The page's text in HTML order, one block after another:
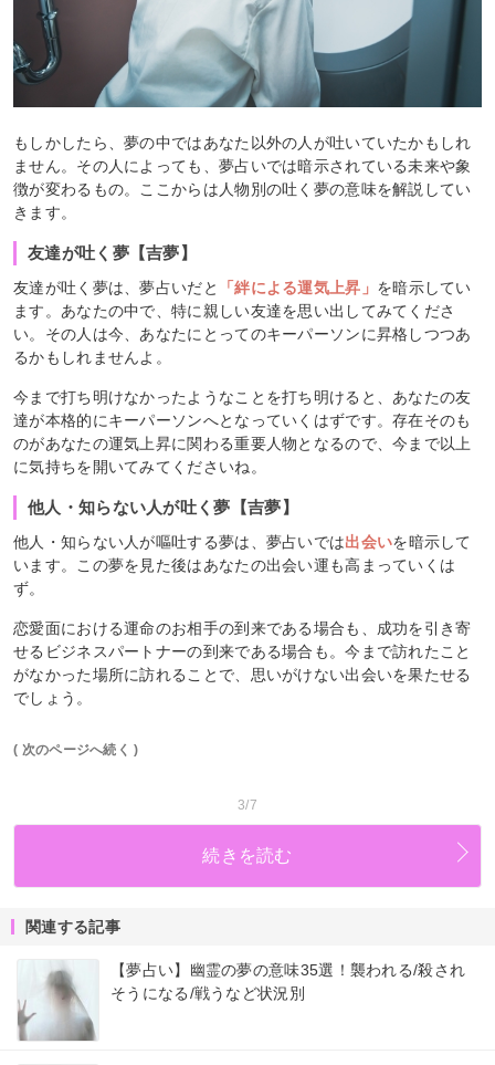
もしかしたら、夢の中ではあなた以外の人が吐いていたかもしれ
ません。その人によっても、夢占いでは暗示されている未来や象
徴が変わるもの。ここからは人物別の吐く夢の意味を解説してい
きます。
友達が吐く夢【吉夢】
友達が吐く夢は、夢占いだと 「絆による運気上昇」 を暗示してい
ます。あなたの中で、特に親しい友達を思い出してみてくださ
い。その人は今、あなたにとってのキーパーソンに昇格しつつあ
るかもしれませんよ。
今まで打ち明けなかったようなことを打ち明けると、あなたの友
達が本格的にキーパーソンへとなっていくはずです。存在そのも
のがあなたの運気上昇に関わる重要人物となるので、今まで以上
に気持ちを開いてみてくださいね。
他人・知らない人が吐く夢【吉夢】
他人・知らない人が嘔吐する夢は、夢占いでは出会いを暗示して
います。この夢を見た後はあなたの出会い運も高まっていくは
ず。
恋愛面における運命のお相手の到来である場合も、成功を引き寄
せるビジネスパートナーの到来である場合も。今まで訪れたこと
がなかった場所に訪れることで、思いがけない出会いを果たせる
でしょう。
( 次のページへ続く )
3/7
続きを読む
関連する記事
【夢占い】幽霊の夢の意味35選！襲われる/殺され
そうになる/戦うなど状況別